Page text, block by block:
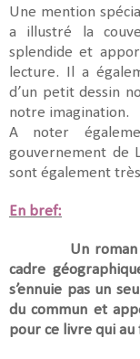
Une mention
a illustré la
splendide et
lecture. Il a
d’un petit dessin
notre imagination.
A noter
gouvernement de
sont également
En bref:
Un
cadre
s’ennuie pas un
du commun et
pour ce livre qui